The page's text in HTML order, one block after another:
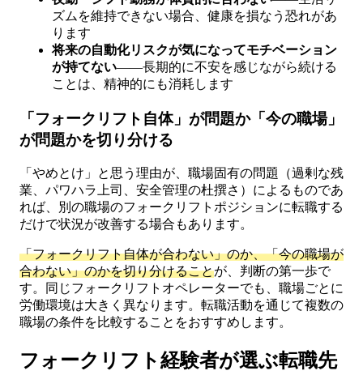
ズムを維持できない場合、健康を損なう恐れがあ
ります
将来の自動化リスクが気になってモチベーション
が持てない——長期的に不安を感じながら続ける
ことは、精神的にも消耗します
「フォークリフト自体」が問題か「今の職場」
が問題かを切り分ける
「やめとけ」と思う理由が、職場固有の問題（過剰な残
業、パワハラ上司、安全管理の杜撰さ）によるものであ
れば、別の職場のフォークリフトポジションに転職する
だけで状況が改善する場合もあります。
「フォークリフト自体が合わない」のか、「今の職場が
合わない」のかを切り分けることが、判断の第一歩で
す。同じフォークリフトオペレーターでも、職場ごとに
労働環境は大きく異なります。転職活動を通じて複数の
職場の条件を比較することをおすすめします。
フォークリフト経験者が選ぶ転職先